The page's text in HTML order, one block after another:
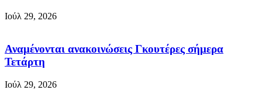
Ιούλ 29, 2026
Αναμένονται ανακοινώσεις Γκουτέρες σήμερα
Τετάρτη
Ιούλ 29, 2026